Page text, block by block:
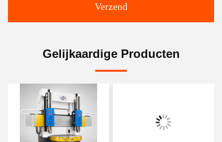
Verzend
Gelijkaardige Producten